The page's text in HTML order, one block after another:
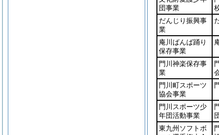
団事業
だんじり振興事
業
庵川ばんば踊り
保存事業
門川神楽保存事
業
門川町スポーツ
協会事業
門川スポーツ少
年団活動事業
東九州ソフトボ